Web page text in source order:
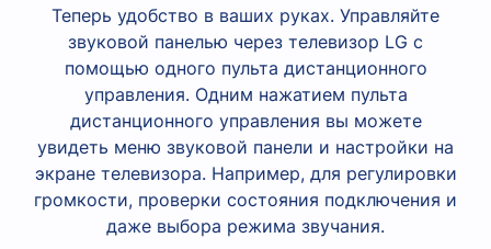
Теперь удобство в ваших руках. Управляйте
звуковой панелью через телевизор LG с
помощью одного пульта дистанционного
управления. Одним нажатием пульта
дистанционного управления вы можете
увидеть меню звуковой панели и настройки на
экране телевизора. Например, для регулировки
громкости, проверки состояния подключения и
даже выбора режима звучания.